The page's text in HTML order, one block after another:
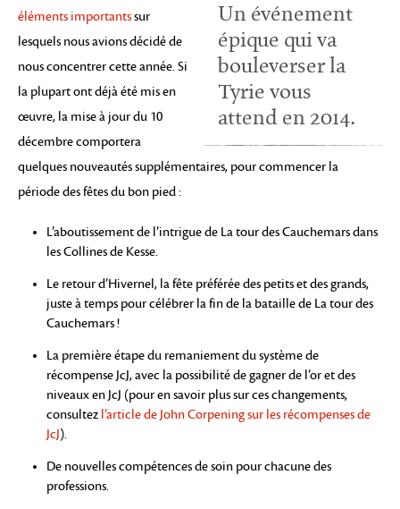
Un événement
épique qui va
bouleverser la
Tyrie vous
attend en 2014.
éléments importantssur
lesquels nous avions décidé de
nous concentrer cette année. Si
la plupart ont déjà été mis en
œuvre, la mise à jour du 10
décembre comportera
quelques nouveautés supplémentaires, pour commencer la
période des fêtes du bon pied :
L’aboutissement de l’intrigue de La tour des Cauchemars dans
les Collines de Kesse.
Le retour d’Hivernel, la fête préférée des petits et des grands,
juste à temps pour célébrer la fin de la bataille de La tour des
Cauchemars !
La première étape du remaniement du système de
récompense JcJ, avec la possibilité de gagner de l’or et des
niveaux en JcJ (pour en savoir plus sur ces changements,
consultez l’article de John Corpening sur les récompenses de
JcJ).
De nouvelles compétences de soin pour chacune des
professions.